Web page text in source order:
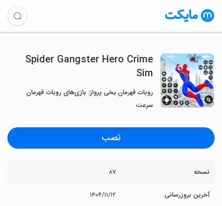
Spider Gangster Hero Crime
Sim
روبات قهرمان یخی پرواز: بازی‌های روبات قهرمان
سرعت
نصب
نسخه ۸۷
آخرین بروزرسانی ۱۴۰۴/۱۱/۱۲